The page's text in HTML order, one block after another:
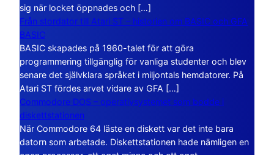
sig när locket öppnades och […]
Från stordator till Atari ST – historien om BASIC och GFA
BASIC
BASIC skapades på 1960-talet för att göra
programmering tillgänglig för vanliga studenter och blev
senare det självklara språket i miljontals hemdatorer. På
Atari ST fördes arvet vidare av GFA […]
Commodore DOS – operativsystemet som bodde i
diskettstationen
När Commodore 64 läste en diskett var det inte bara
datorn som arbetade. Diskettstationen hade nämligen en